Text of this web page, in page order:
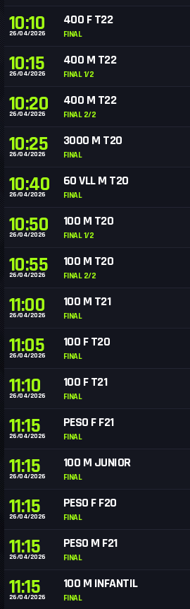
10:10
26/04/2026
400 F T22
FINAL
10:15
26/04/2026
400 M T22
FINAL 1/2
10:20
26/04/2026
400 M T22
FINAL 2/2
10:25
26/04/2026
3000 M T20
FINAL
10:40
26/04/2026
60 VLL M T20
FINAL
10:50
26/04/2026
100 M T20
FINAL 1/2
10:55
26/04/2026
100 M T20
FINAL 2/2
11:00
26/04/2026
100 M T21
FINAL
11:05
26/04/2026
100 F T20
FINAL
11:10
26/04/2026
100 F T21
FINAL
11:15
26/04/2026
PESO F F21
FINAL
11:15
26/04/2026
100 M JUNIOR
FINAL
11:15
26/04/2026
PESO F F20
FINAL
11:15
26/04/2026
PESO M F21
FINAL
11:15
26/04/2026
100 M INFANTIL
FINAL